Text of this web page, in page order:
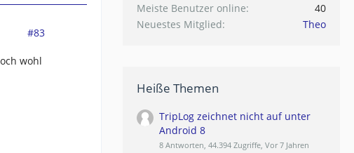
#83
wohl
Meiste Benutzer online
40
Neuestes Mitglied
Theo
Heiße Themen
TripLog zeichnet nicht auf unter
Android 8
8 Antworten, 44.394 Zugriffe, Vor 7 Jahren